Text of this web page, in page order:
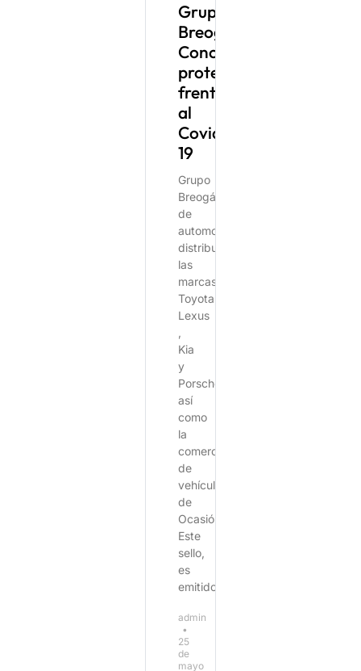
Grupo
Breogán
Concesionario
protegido
frente
al
Covid-
19
Grupo
Breogán
de
automoción,
distribuye
las
marcas
Toyota,
Lexus
,
Kia
y
Porsche,
así
como
la
comercialización
de
vehículos
de
Ocasión.
Este
sello,
es
emitido
admin
25
de
mayo